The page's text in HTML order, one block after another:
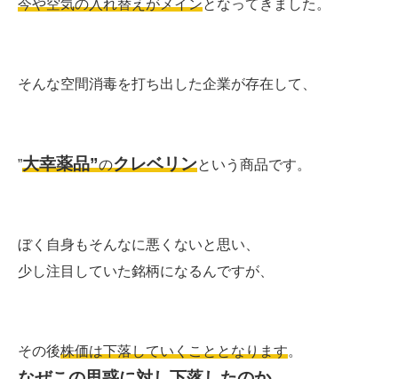
今や空気の入れ替えがメインとなってきました。
そんな空間消毒を打ち出した企業が存在して、
”大幸薬品”のクレベリンという商品です。
ぼく自身もそんなに悪くないと思い、
少し注目していた銘柄になるんですが、
その後株価は下落していくこととなります。